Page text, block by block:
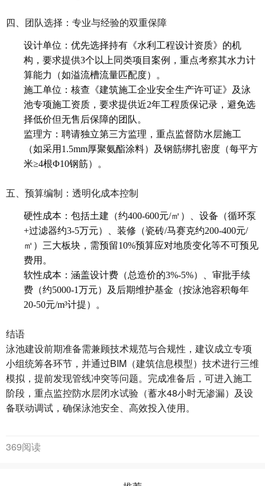
四、团队选择：专业与经验的双重保障
设计单位：优先选择持有《水利工程设计资质》的机
构，要求提供3个以上同类项目案例，重点考察其水力计
算能力（如溢流槽流量匹配度）。
施工单位：核查《建筑施工企业安全生产许可证》及泳
池专项施工资质，要求提供近2年工程质保记录，避免选
择低价但无售后保障的团队。
监理方：聘请独立第三方监理，重点监督防水层施工
（如采用1.5mm厚聚氨酯涂料）及钢筋绑扎密度（每平方
米≥4根Φ10钢筋）。
五、预算编制：透明化成本控制
硬性成本：包括土建（约400-600元/㎡）、设备（循环泵
+过滤器约3-5万元）、装修（瓷砖/马赛克约200-400元/
㎡）三大板块，需预留10%预算应对地质变化等不可预见
费用。
软性成本：涵盖设计费（总造价的3%-5%）、审批手续
费（约5000-1万元）及后期维护基金（按泳池容积每年
20-50元/m³计提）。
结语
泳池建设前期准备需兼顾技术规范与合规性，建议成立专项
小组统筹各环节，并通过BIM（建筑信息模型）技术进行三维
模拟，提前发现管线冲突等问题。完成准备后，可进入施工
阶段，重点监控防水层闭水试验（蓄水48小时无渗漏）及设
备联动调试，确保泳池安全、高效投入使用。
369阅读